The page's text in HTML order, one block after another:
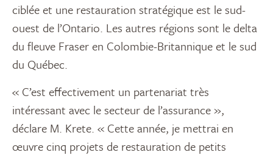
ciblée et une restauration stratégique est le sud-
ouest de l’Ontario. Les autres régions sont le delta
du fleuve Fraser en Colombie-Britannique et le sud
du Québec.
« C’est effectivement un partenariat très
intéressant avec le secteur de l’assurance »,
déclare M. Krete. « Cette année, je mettrai en
œuvre cinq projets de restauration de petits